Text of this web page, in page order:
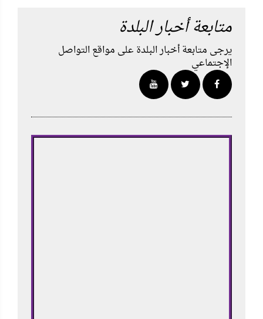
متابعة أخبار البلدة
يرجى متابعة أخبار البلدة على مواقع التواصل
الإجتماعي